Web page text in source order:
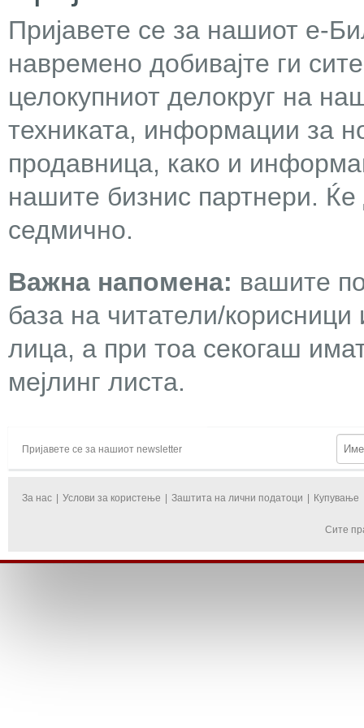
Пријавете се за нашиот е-
навремено добивајте ги
целокупниот делокруг на
техниката, информации за
продавница, како и
нашите бизнис партнери.
седмично.
Важна напомена: вашите
база на читатели/
лица, а при тоа секогаш
мејлинг листа.
Пријавете се за нашиот newsletter
За нас Услови за користење Заштита на лични податоци Купување
Сите